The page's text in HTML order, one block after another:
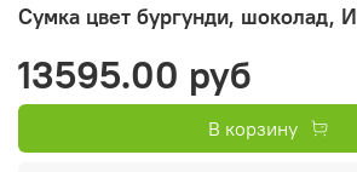
Сумка цвет бургунди, шоколад,
13595.00 руб
В корзину